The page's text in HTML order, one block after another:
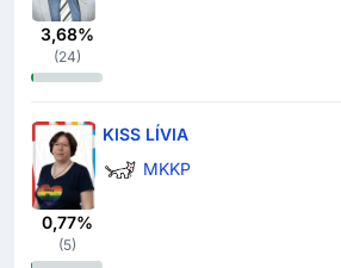
3,68%
(24)
0,77%
(5)
KISS LÍVIA
MKKP